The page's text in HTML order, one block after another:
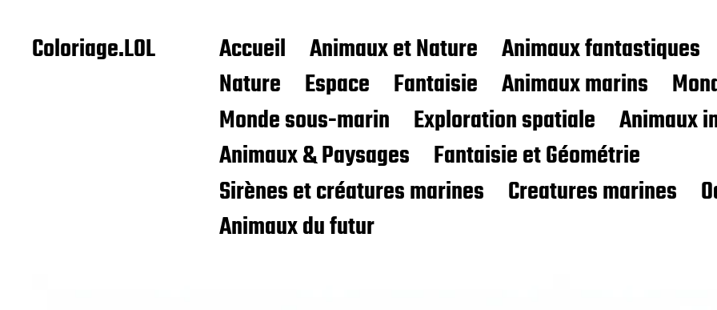
Coloriage.LOL Accueil Animaux et Nature
Animaux fantastiques
Nature
Espace Fantaisie Animaux marins
Monde sous-marin
Exploration spatiale
Animaux
Animaux & Paysages
Fantaisie et Géométrie
Sirènes et créatures marines
Creatures marines
Animaux du futur